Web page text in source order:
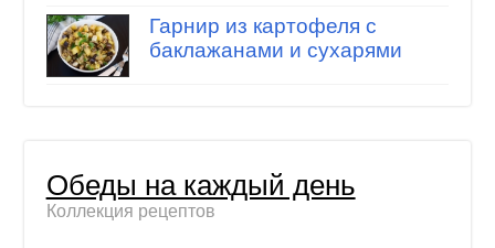
Гарнир из картофеля с
баклажанами и сухарями
Обеды на каждый день
Коллекция рецептов